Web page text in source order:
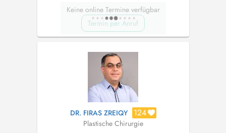
Keine online Termine verfügbar
Termin per Anruf
DR. FIRAS ZREIQY 124
Plastische Chirurgie